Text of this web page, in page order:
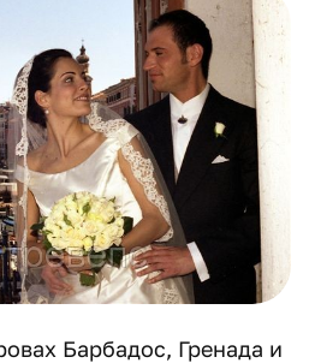
Барбадос, Гренада и